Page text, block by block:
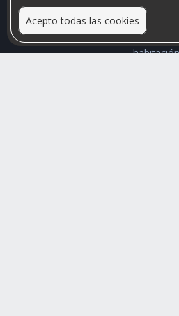
Acepto todas las cookies
Relacionamos personas que
habitación